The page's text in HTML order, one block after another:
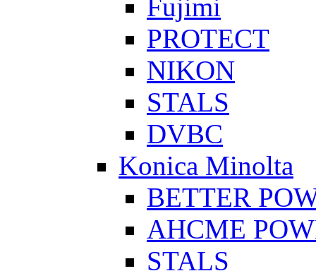
Fujimi
PROTECT
NIKON
STALS
DVBC
Konica Minolta
BETTER
AHCME
STALS